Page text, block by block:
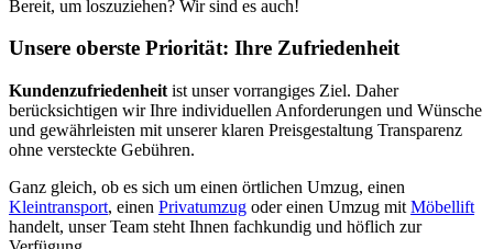
Bereit, um loszuziehen? Wir sind es auch!
Unsere oberste Priorität: Ihre Zufriedenheit
Kundenzufriedenheit ist unser vorrangiges Ziel. Daher
berücksichtigen wir Ihre individuellen Anforderungen und Wünsche
und gewährleisten mit unserer klaren Preisgestaltung Transparenz
ohne versteckte Gebühren.
Ganz gleich, ob es sich um einen örtlichen Umzug, einen
Kleintransport, einen Privatumzug oder einen Umzug mit Möbellift
handelt, unser Team steht Ihnen fachkundig und höflich zur